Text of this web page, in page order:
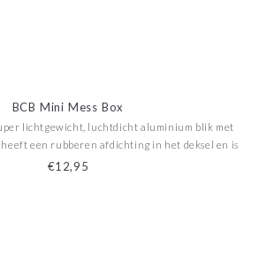
BCB Mini Mess Box
lichtgewicht, luchtdicht aluminium blik met
een rubberen afdichting in het deksel en is
voor persoonlijke overlevingsuitrusting. Kan in
€12,95